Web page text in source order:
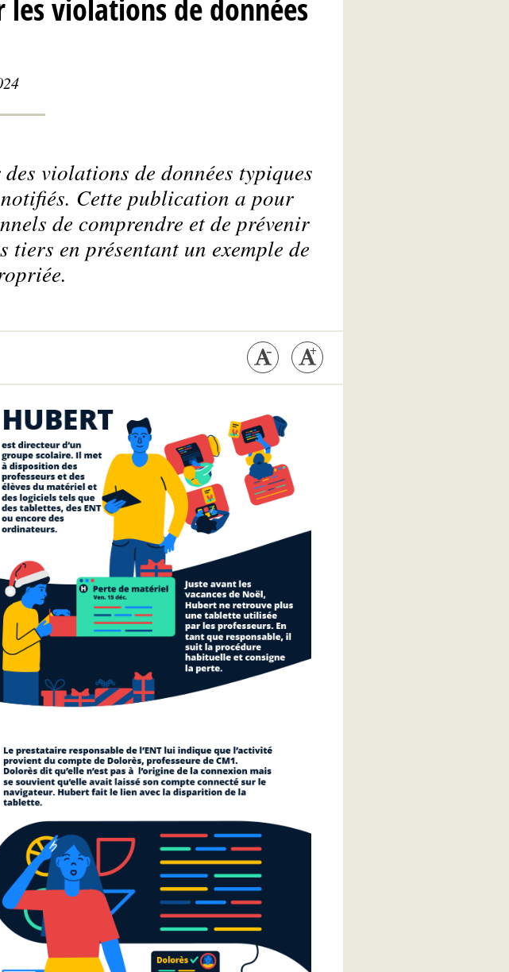
violations de données
violations de données typiques
Cette publication a pour
de comprendre et de prévenir
tiers en présentant un exemple de